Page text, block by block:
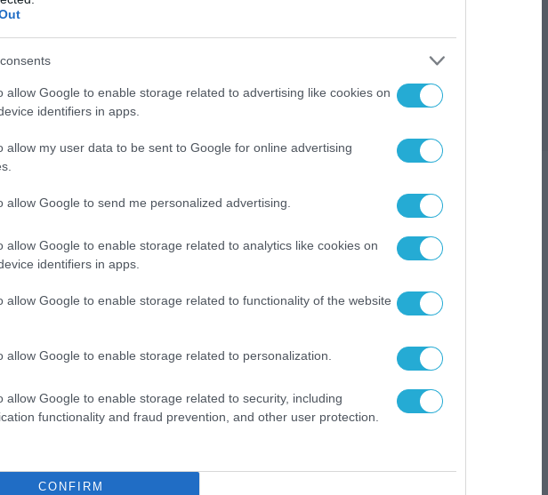
allow Google to enable storage related to advertising like cookies on
identifiers in apps.
allow my user data to be sent to Google for online advertising
allow Google to send me personalized advertising.
allow Google to enable storage related to analytics like cookies on
identifiers in apps.
allow Google to enable storage related to functionality of the website
allow Google to enable storage related to personalization.
allow Google to enable storage related to security, including
functionality and fraud prevention, and other user protection.
CONFIRM
ΑΡΘΡΟ